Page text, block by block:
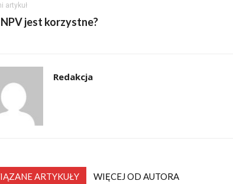
artykuł
jest korzystne?
Redakcja
ARTYKUŁY WIĘCEJ OD AUTORA